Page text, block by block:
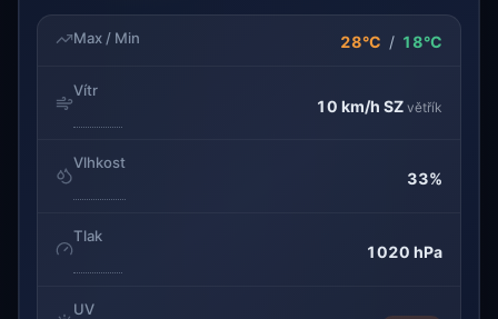
Max / Min 28°C / 18°C
Vítr
10 km/h SZ větřík
Vlhkost
33%
Tlak
1020 hPa
UV